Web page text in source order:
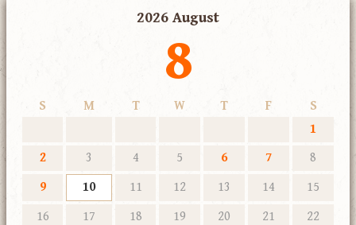
2026 August
8
S M T W T F
S
1
2
3 4 5 6 7
8
9
10 11 12 13 14
15
16
17 18 19 20 21
22